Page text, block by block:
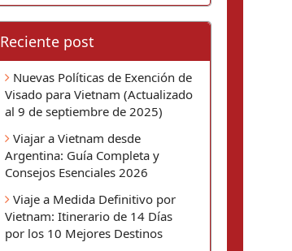
Reciente post
Nuevas Políticas de Exención de
Visado para Vietnam (Actualizado
al 9 de septiembre de 2025)
Viajar a Vietnam desde
Argentina: Guía Completa y
Consejos Esenciales 2026
Viaje a Medida Definitivo por
Vietnam: Itinerario de 14 Días
por los 10 Mejores Destinos